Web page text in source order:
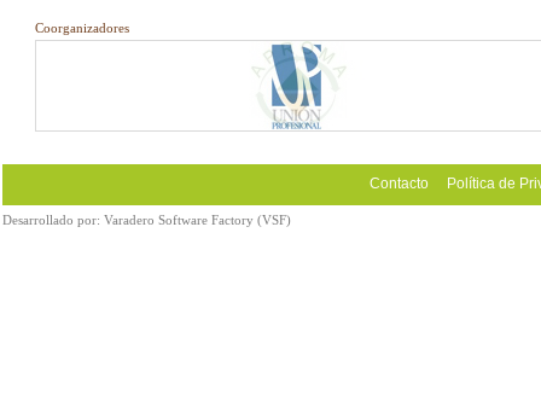
Coorganizadores
Contacto Política de
Desarrollado por: Varadero Software Factory (VSF)